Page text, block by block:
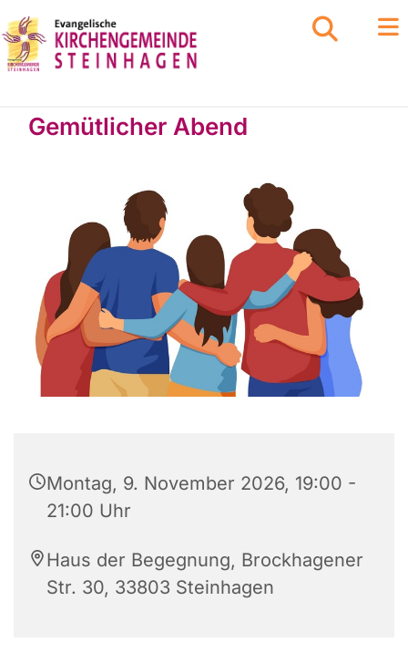
Gemütlicher Abend
Montag, 9. November 2026, 19:00 -
21:00 Uhr
Haus der Begegnung, Brockhagener
Str. 30, 33803 Steinhagen